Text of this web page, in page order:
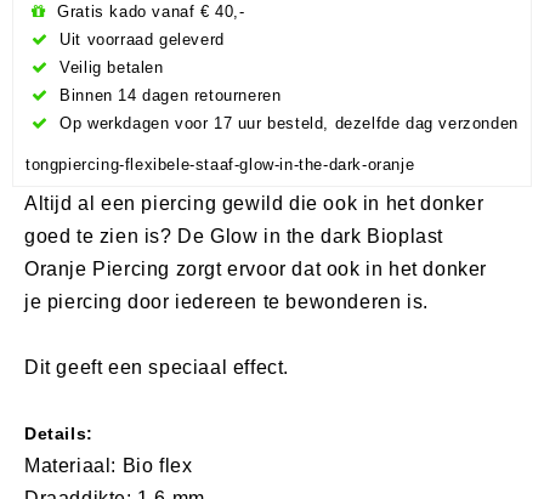
Gratis kado vanaf € 40,-
Uit voorraad geleverd
Veilig betalen
Binnen 14 dagen retourneren
Op werkdagen voor 17 uur besteld, dezelfde dag verzonden
tongpiercing-flexibele-staaf-glow-in-the-dark-oranje
Altijd al een piercing gewild die ook in het donker
goed te zien is? De Glow in the dark Bioplast
Oranje Piercing zorgt ervoor dat ook in het donker
je piercing door iedereen te bewonderen is.
Dit geeft een speciaal effect.
Details:
Materiaal: Bio flex